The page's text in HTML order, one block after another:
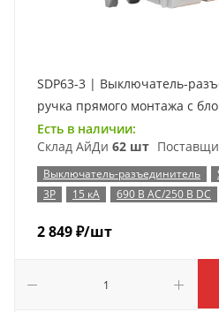
SDP63-3 | Выключатель-
ручка прямого монтажа с
Есть в наличии:
Склад АйДи 62 шт
Выключатель-разъединитель
3P
15 кА 690 В AC/250 В DC
2 849₽/шт